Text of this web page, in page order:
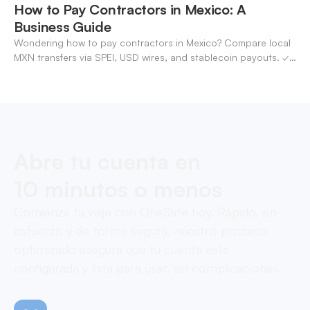
How to Pay Contractors in Mexico: A
Business Guide
Wondering how to pay contractors in Mexico? Compare local
MXN transfers via SPEI, USD wires, and stablecoin payouts. ✓